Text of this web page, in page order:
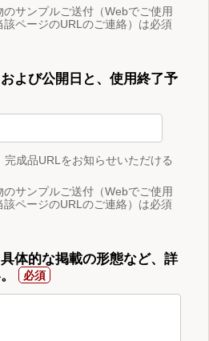
サンプルご送付（Webでご使用
ページのURLのご連絡）は必須
よび公開日と、使用終了予
成品URLをお知らせいただける
サンプルご送付（Webでご使用
ページのURLのご連絡）は必須
体的な掲載の形態など、詳